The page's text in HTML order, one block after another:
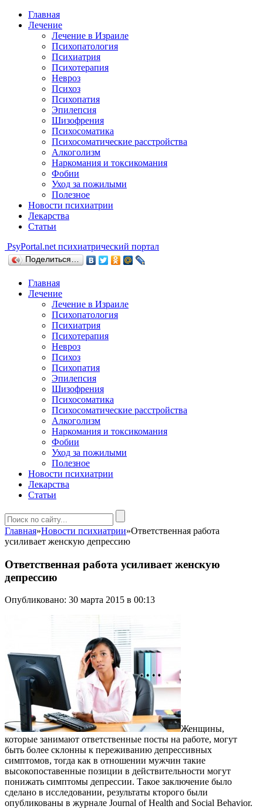
Главная
Лечение
Лечение в Израиле
Психопатология
Психиатрия
Психотерапия
Невроз
Психоз
Психопатия
Эпилепсия
Шизофрения
Психосоматика
Психосоматические расстройства
Алкоголизм
Наркомания и токсикомания
Фобии
Уход за пожилыми
Полезное
Новости психиатрии
Лекарства
Статьи
PsyPortal.net психиатрический портал
Поделиться…
Главная
Лечение
Лечение в Израиле
Психопатология
Психиатрия
Психотерапия
Невроз
Психоз
Психопатия
Эпилепсия
Шизофрения
Психосоматика
Психосоматические расстройства
Алкоголизм
Наркомания и токсикомания
Фобии
Уход за пожилыми
Полезное
Новости психиатрии
Лекарства
Статьи
Главная»Новости психиатрии»Ответственная работа
усиливает женскую депрессию
Ответственная работа усиливает женскую
депрессию
Опубликовано: 30 марта 2015 в 00:13
Женщины,
которые занимают ответственные посты на работе, могут
быть более склонны к переживанию депрессивных
симптомов, тогда как в отношении мужчин такие
высокопоставенные позиции в действительности могут
понижать симптомы депрессии. Такое заключение было
сделано в исследовании, результаты кторого были
опубликованы в журнале Journal of Health and Social Behavior.